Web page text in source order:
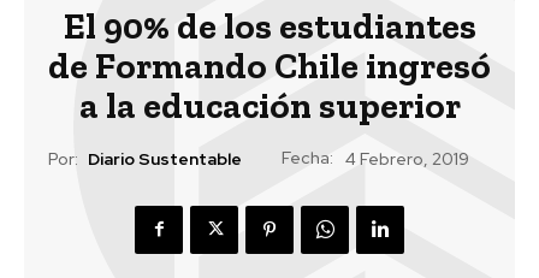
El 90% de los estudiantes
de Formando Chile ingresó
a la educación superior
Por: Diario Sustentable Fecha: 4 Febrero, 2019